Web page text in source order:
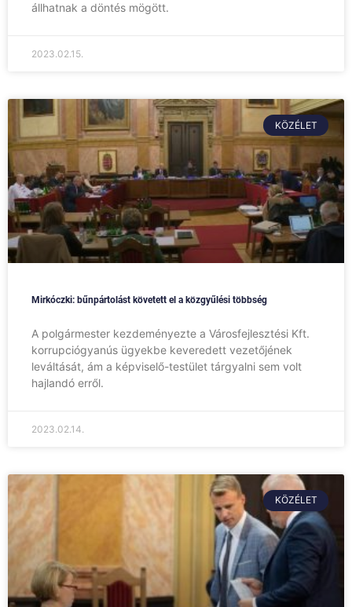
állhatnak a döntés mögött.
2023.02.15.
KÖZÉLET
Mirkóczki: bűnpártolást követett el a közgyűlési többség
A polgármester kezdeményezte a Városfejlesztési Kft.
korrupciógyanús ügyekbe keveredett vezetőjének
leváltását, ám a képviselő-testület tárgyalni sem volt
hajlandó erről.
2023.02.14.
KÖZÉLET